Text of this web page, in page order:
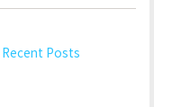
Recent Posts